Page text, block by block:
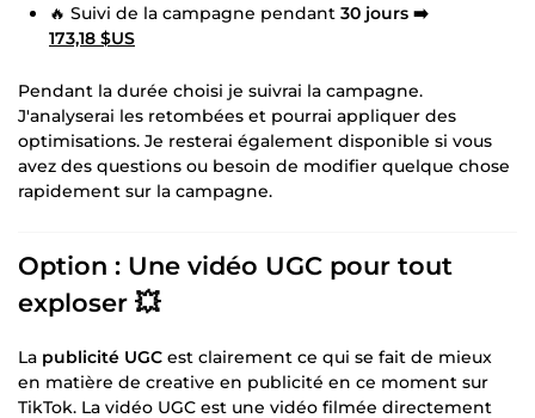
🔥 Suivi de la campagne pendant 30 jours ➡️
173,18 $US
Pendant la durée choisi je suivrai la campagne.
J'analyserai les retombées et pourrai appliquer des
optimisations. Je resterai également disponible si vous
avez des questions ou besoin de modifier quelque chose
rapidement sur la campagne.
Option : Une vidéo UGC pour tout
exploser 💥
La publicité UGC est clairement ce qui se fait de mieux
en matière de creative en publicité en ce moment sur
TikTok. La vidéo UGC est une vidéo filmée directement